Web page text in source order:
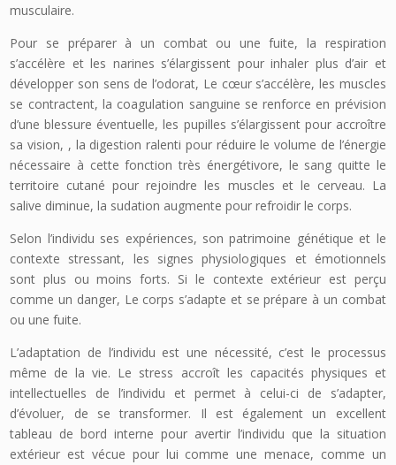
musculaire.
Pour se préparer à un combat ou une fuite, la respiration
s’accélère et les narines s’élargissent pour inhaler plus d’air et
développer son sens de l’odorat, Le cœur s’accélère, les muscles
se contractent, la coagulation sanguine se renforce en prévision
d’une blessure éventuelle, les pupilles s’élargissent pour accroître
sa vision, , la digestion ralenti pour réduire le volume de l’énergie
nécessaire à cette fonction très énergétivore, le sang quitte le
territoire cutané pour rejoindre les muscles et le cerveau. La
salive diminue, la sudation augmente pour refroidir le corps.
Selon l’individu ses expériences, son patrimoine génétique et le
contexte stressant, les signes physiologiques et émotionnels
sont plus ou moins forts. Si le contexte extérieur est perçu
comme un danger, Le corps s’adapte et se prépare à un combat
ou une fuite.
L’adaptation de l’individu est une nécessité, c’est le processus
même de la vie. Le stress accroît les capacités physiques et
intellectuelles de l’individu et permet à celui-ci de s’adapter,
d’évoluer, de se transformer. Il est également un excellent
tableau de bord interne pour avertir l’individu que la situation
extérieur est vécue pour lui comme une menace, comme un